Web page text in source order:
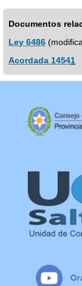
Documentos
Ley 6486
Acordada 14541